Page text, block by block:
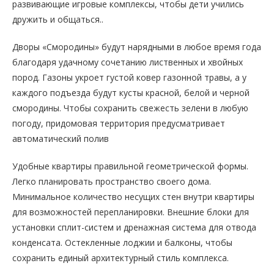
развивающие игровые комплексы, чтобы дети учились
дружить и общаться..
Дворы «Смородины» будут нарядными в любое время года
благодаря удачному сочетанию лиственных и хвойных
пород. Газоны укроет густой ковер газонной травы, а у
каждого подъезда будут кусты красной, белой и черной
смородины. Чтобы сохранить свежесть зелени в любую
погоду, придомовая территория предусматривает
автоматический полив
Удобные квартиры правильной геометрической формы.
Легко планировать пространство своего дома.
Минимальное количество несущих стен внутри квартиры
для возможностей перепланировки. Внешние блоки для
установки сплит-систем и дренажная система для отвода
конденсата. Остекленные лоджии и балконы, чтобы
сохранить единый архитектурный стиль комплекса.